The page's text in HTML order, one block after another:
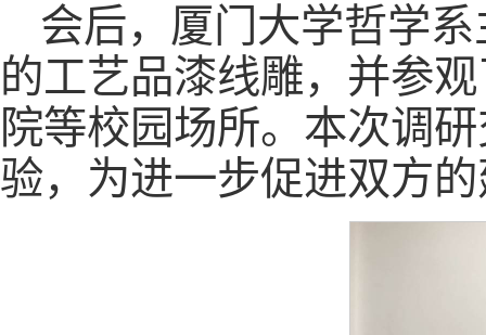
会后，厦门大学哲学
的工艺品漆线雕，并参
院等校园场所。本次调
验，为进一步促进双方